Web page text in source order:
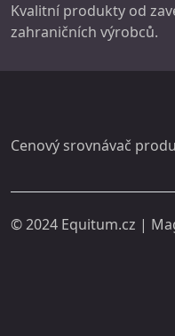
Kvalitní produkty od
zahraničních výrobců.
Cenový srovnávač
© 2024 Equitum.cz |